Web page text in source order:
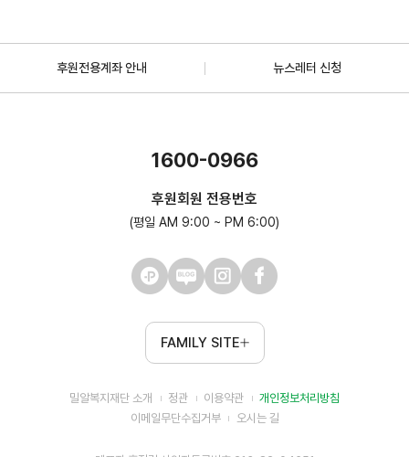
후원전용계좌 안내 뉴스레터 신청
1600-0966
후원회원 전용번호
(평일 AM 9:00 ~ PM 6:00)
FAMILY SITE
밀알복지재단 소개 정관 이용약관
개인정보처리방침
이메일무단수집거부
오시는 길